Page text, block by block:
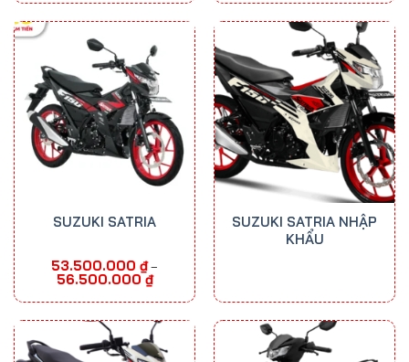
46.000.000 ₫
đến
47.300.000 ₫
SUZUKI SATRIA
53.500.000 ₫ –
56.500.000₫Khoảng
giá:
53.500.000 ₫
56.500.000 ₫
SUZUKI SATRIA NHẬP
KHẨU